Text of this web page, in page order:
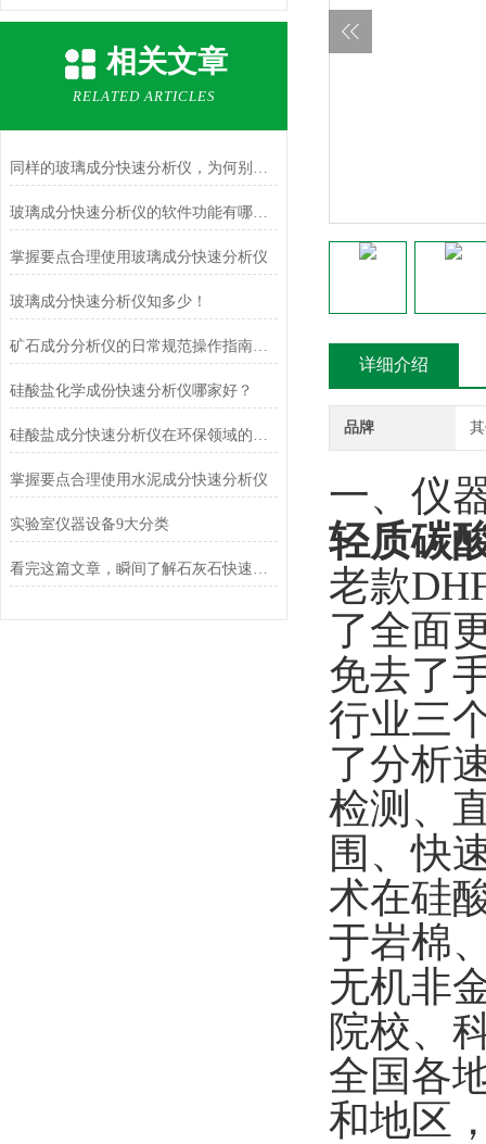
相关文章
RELATED ARTICLES
同样的玻璃成分快速分析仪，为何别人的使用寿命如此长？
玻璃成分快速分析仪的软件功能有哪些？
掌握要点合理使用玻璃成分快速分析仪
玻璃成分快速分析仪知多少！
矿石成分分析仪的日常规范操作指南与核心维护保养技术解析
硅酸盐化学成份快速分析仪哪家好？
硅酸盐成分快速分析仪在环保领域的应用及前景
掌握要点合理使用水泥成分快速分析仪
实验室仪器设备9大分类
看完这篇文章，瞬间了解石灰石快速分析仪了
详细介绍
品牌
一、仪
轻质碳
老款
了全面
免去了
行业三
了分析
检测、
围、快
术在硅
于岩棉
无机非
院校、
全国各
和地区